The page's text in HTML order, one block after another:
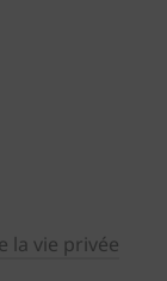
la vie privée